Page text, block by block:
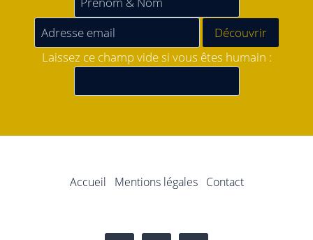
Laissez ce champ vide si vous êtes humain :
Accueil Mentions légales Contact